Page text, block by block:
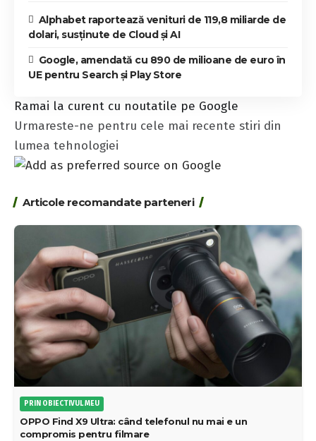
Alphabet raportează venituri de 119,8 miliarde de
dolari, susținute de Cloud și AI
Google, amendată cu 890 de milioane de euro în
UE pentru Search și Play Store
Ramai la curent cu noutatile pe Google
Urmareste-ne pentru cele mai recente stiri din
lumea tehnologiei
Articole recomandate parteneri
PRIN OBIECTIVUL MEU
OPPO Find X9 Ultra: când telefonul nu mai e un
compromis pentru filmare